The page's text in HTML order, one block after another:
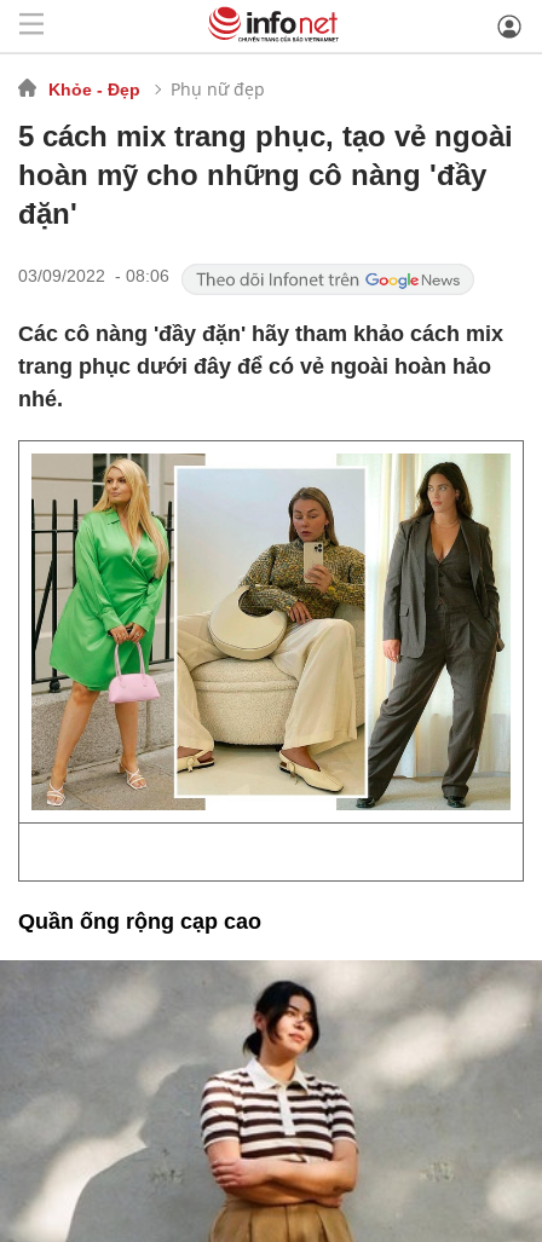
Khỏe - Đẹp Phụ nữ đẹp
5 cách mix trang phục, tạo vẻ ngoài
hoàn mỹ cho những cô nàng 'đầy
đặn'
03/09/2022 - 08:06
Các cô nàng 'đầy đặn' hãy tham khảo cách mix
trang phục dưới đây để có vẻ ngoài hoàn hảo
nhé.
Quần ống rộng cạp cao